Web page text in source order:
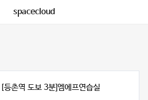
spacecloud
[등촌역 도보 3분]엠에프연습실